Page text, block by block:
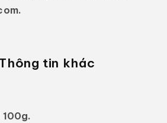
.
tin khác
100g.